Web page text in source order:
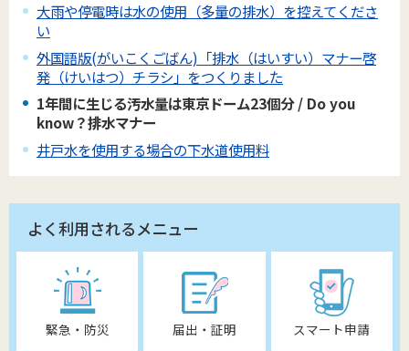
大雨や停電時は水の使用（多量の排水）を控えてくださ
い
外国語版(がいこくごばん)「排水（はいすい）マナー啓
発（けいはつ）チラシ」をつくりました
1年間に生じる汚水量は東京ドーム23個分 / Do you
know？排水マナー
井戸水を使用する場合の下水道使用料
よく利用されるメニュー
緊急・防災 届出・証明 スマート申請